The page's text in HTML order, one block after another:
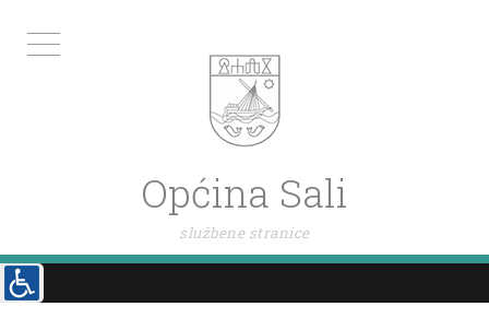
Općina Sali
službene stranice